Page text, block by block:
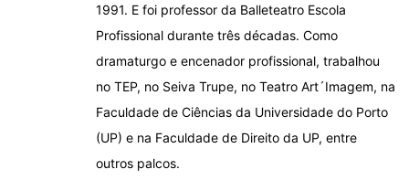
1991. E foi professor da Balleteatro Escola
Profissional durante três décadas. Como
dramaturgo e encenador profissional, trabalhou
no TEP, no Seiva Trupe, no Teatro Art´Imagem, na
Faculdade de Ciências da Universidade do Porto
(UP) e na Faculdade de Direito da UP, entre
outros palcos.